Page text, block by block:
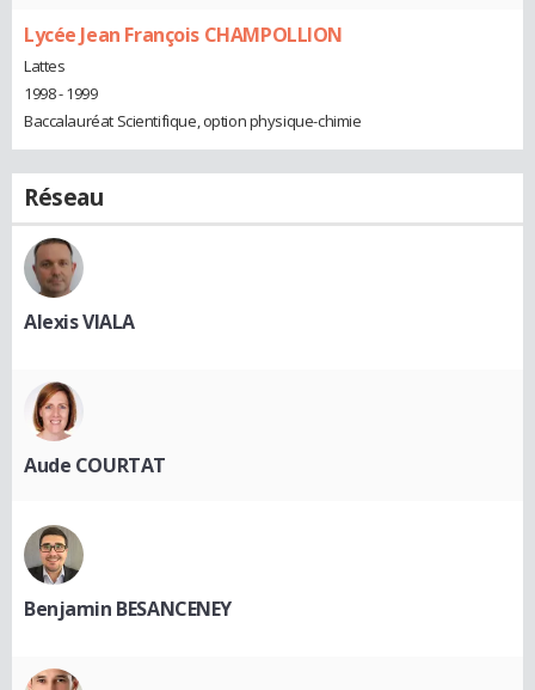
Lycée Jean François CHAMPOLLION
Lattes
1998 - 1999
Baccalauréat Scientifique, option physique-chimie
Réseau
Alexis VIALA
Aude COURTAT
Benjamin BESANCENEY